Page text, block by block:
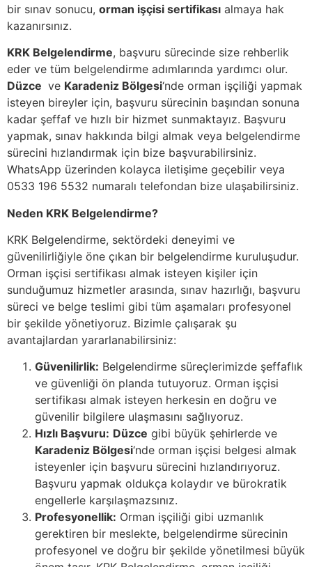
bir sınav sonucu, orman işçisi sertifikası almaya hak
kazanırsınız.
KRK Belgelendirme, başvuru sürecinde size rehberlik
eder ve tüm belgelendirme adımlarında yardımcı olur.
Düzce ve Karadeniz Bölgesi‘nde orman işçiliği yapmak
isteyen bireyler için, başvuru sürecinin başından sonuna
kadar şeffaf ve hızlı bir hizmet sunmaktayız. Başvuru
yapmak, sınav hakkında bilgi almak veya belgelendirme
sürecini hızlandırmak için bize başvurabilirsiniz.
WhatsApp üzerinden kolayca iletişime geçebilir veya
0533 196 5532 numaralı telefondan bize ulaşabilirsiniz.
Neden KRK Belgelendirme?
KRK Belgelendirme, sektördeki deneyimi ve
güvenilirliğiyle öne çıkan bir belgelendirme kuruluşudur.
Orman işçisi sertifikası almak isteyen kişiler için
sunduğumuz hizmetler arasında, sınav hazırlığı, başvuru
süreci ve belge teslimi gibi tüm aşamaları profesyonel
bir şekilde yönetiyoruz. Bizimle çalışarak şu
avantajlardan yararlanabilirsiniz:
Güvenilirlik: Belgelendirme süreçlerimizde şeffaflık
ve güvenliği ön planda tutuyoruz. Orman işçisi
sertifikası almak isteyen herkesin en doğru ve
güvenilir bilgilere ulaşmasını sağlıyoruz.
Hızlı Başvuru: Düzce gibi büyük şehirlerde ve
Karadeniz Bölgesi‘nde orman işçisi belgesi almak
isteyenler için başvuru sürecini hızlandırıyoruz.
Başvuru yapmak oldukça kolaydır ve bürokratik
engellerle karşılaşmazsınız.
Profesyonellik: Orman işçiliği gibi uzmanlık
gerektiren bir meslekte, belgelendirme sürecinin
profesyonel ve doğru bir şekilde yönetilmesi büyük